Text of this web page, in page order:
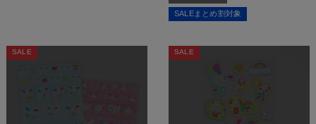
SALEまとめ割対象
SALE SALE